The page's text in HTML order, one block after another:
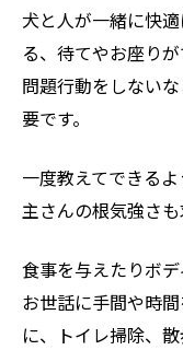
犬と人が一緒に快
る、待てやお座り
問題行動をしない
要です。
一度教えてできる
主さんの根気強さも
食事を与えたりボ
お世話に手間や時
に、トイレ掃除、